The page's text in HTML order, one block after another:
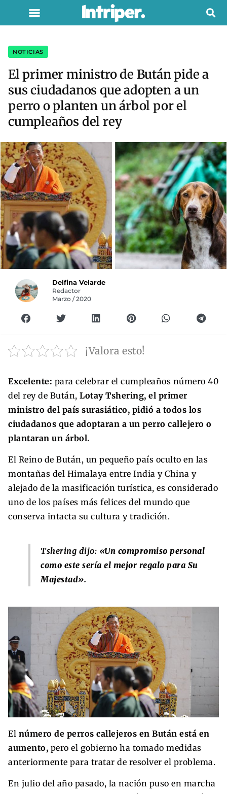
NOTICIAS
El primer ministro de Bután pide a
sus ciudadanos que adopten a un
perro o planten un árbol por el
cumpleaños del rey
Delfina Velarde
Redactor
Marzo / 2020
¡Valora esto!
Excelente: para celebrar el cumpleaños número 40
del rey de Bután, Lotay Tshering, el primer
ministro del país surasiático, pidió a todos los
ciudadanos que adoptaran a un perro callejero o
plantaran un árbol.
El Reino de Bután, un pequeño país oculto en las
montañas del Himalaya entre India y China y
alejado de la masificación turística, es considerado
uno de los países más felices del mundo que
conserva intacta su cultura y tradición.
Tshering dijo: «Un compromiso personal
como este sería el mejor regalo para Su
Majestad».
El número de perros callejeros en Bután está en
aumento, pero el gobierno ha tomado medidas
anteriormente para tratar de resolver el problema.
En julio del año pasado, la nación puso en marcha